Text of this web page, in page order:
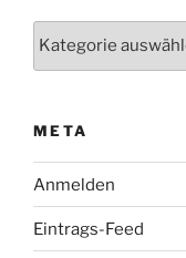
META
Anmelden
Eintrags-Feed